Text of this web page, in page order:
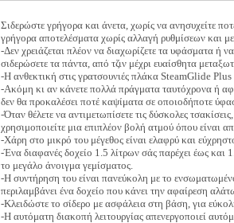
Σιδερώστε γρήγορα και άνετα, χωρίς να ανησυχείτε
γρήγορα αποτελέσματα χωρίς αλλαγή ρυθμίσεων και
-Δεν χρειάζεται πλέον να διαχωρίζετε τα υφάσματα ή
σιδερώσετε τα πάντα, από τζιν μέχρι ευαίσθητα
-Η ανθεκτική στις γρατσουνιές πλάκα SteamGlide
-Ακόμη κι αν κάνετε πολλά πράγματα ταυτόχρονα ή
δεν θα προκαλέσει ποτέ καψίματα σε οποιοδήποτε
-Όταν θέλετε να αντιμετωπίσετε τις δύσκολες
χρησιμοποιείτε μια επιπλέον βολή ατμού όπου είναι
-Χάρη στο μικρό του μέγεθος είναι ελαφρύ και
-Ένα διαφανές δοχείο 1.5 λίτρων σάς παρέχει έως
το μεγάλο άνοιγμα γεμίσματος.
-Η συντήρηση του είναι πανεύκολη με το
περιλαμβάνει ένα δοχείο που κάνει την αφαίρεση
-Κλειδώστε το σίδερο με ασφάλεια στη βάση, για
-Η αυτόματη διακοπή λειτουργίας απενεργοποιεί